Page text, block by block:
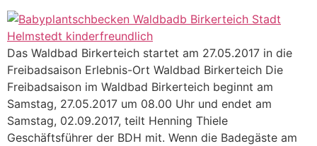
Das Waldbad Birkerteich startet am 27.05.2017 in die
Freibadsaison Erlebnis-Ort Waldbad Birkerteich Die
Freibadsaison im Waldbad Birkerteich beginnt am
Samstag, 27.05.2017 um 08.00 Uhr und endet am
Samstag, 02.09.2017, teilt Henning Thiele
Geschäftsführer der BDH mit. Wenn die Badegäste am